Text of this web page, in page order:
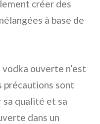
créer des
à base de
ouverte n’est
précautions sont
sa qualité et sa
dans un